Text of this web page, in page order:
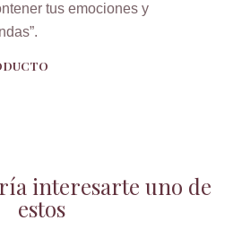
tus emociones y
interesarte uno de
estos